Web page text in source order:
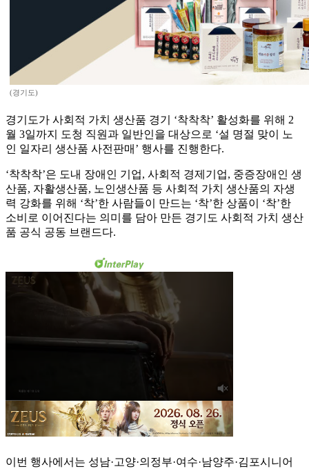
(경기도)
경기도가 사회적 가치 생산품 경기 ‘착착착’ 활성화를 위해 2
월 3일까지 도청 직원과 일반인을 대상으로 ‘설 명절 맞이 노
인 일자리 생산품 사전판매’ 행사를 진행한다.
‘착착착’은 도내 장애인 기업, 사회적 경제기업, 중증장애인 생
산품, 자활생산품, 노인생산품 등 사회적 가치 생산품의 자생
력 강화를 위해 ‘착’한 사람들이 만드는 ‘착’한 상품이 ‘착’한
소비로 이어진다는 의미를 담아 만든 경기도 사회적 가치 생산
품 공식 공동 브랜드다.
이번 행사에서는 성남·고양·의정부·여수·남양주·김포시니어